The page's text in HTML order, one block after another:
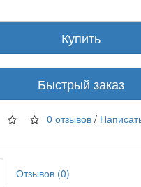
Купить
Быстрый заказ
0 отзывов /
Отзывов (0)